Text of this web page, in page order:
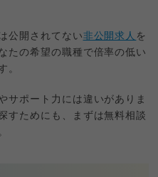
公開されてない非公開求人 を
たの希望の職種で倍率の低い
。
サポート力には違いがありま
すためにも、まずは無料相談